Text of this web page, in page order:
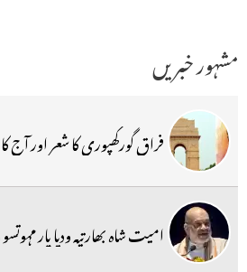
مشہور خبریں
فراق گورکھپوری کا شعر اور آج
امیت شاہ بھارتیہ ودیا پار مہوتسو 2026ء کا افتتاح کرینگے